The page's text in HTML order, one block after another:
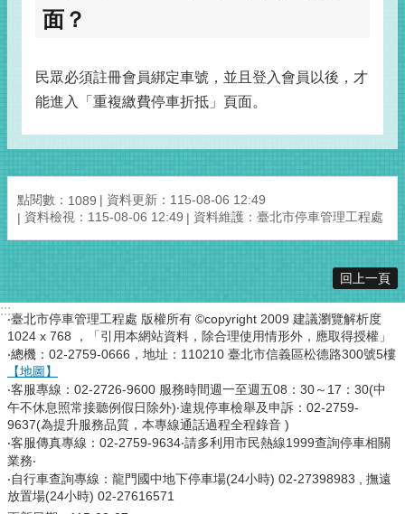
面？
民眾必須註冊會員綁定車號，並且登入會員以後，才
能進入「重複繳費停車折抵」頁面。
點閱數： 1089
資料更新：115-08-06 12:49
資料檢視：115-08-06 12:49
資料維護：臺北市停車管理工程處
回上一頁
:::
‧臺北市停車管理工程處 版權所有 ©copyright 2009 建議瀏覽解析度
1024 x 768 ，「引用本網站資料，除合理使用情形外，應取得授權」
‧總機：02-2759-0666，地址：110210 臺北市信義區松德路300號5樓
【地圖】
‧客服專線：02-2726-9600 服務時間週一至週五08：30～17：30(中
午不休息照常接聽例假日除外)‧違規停車檢舉及申訴：02-2759-
9637(為提升服務品質，本專線通話過程全程錄音 )
‧客服傳真專線：02-2759-9634‧請多利用市民熱線1999查詢停車相關
業務‧
‧自行車查詢專線：龍門國中地下停車場(24小時) 02-27398983 , 撫遠
放置場(24小時) 02-27616571